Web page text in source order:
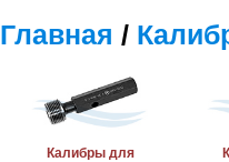
Главная /
Калибры для